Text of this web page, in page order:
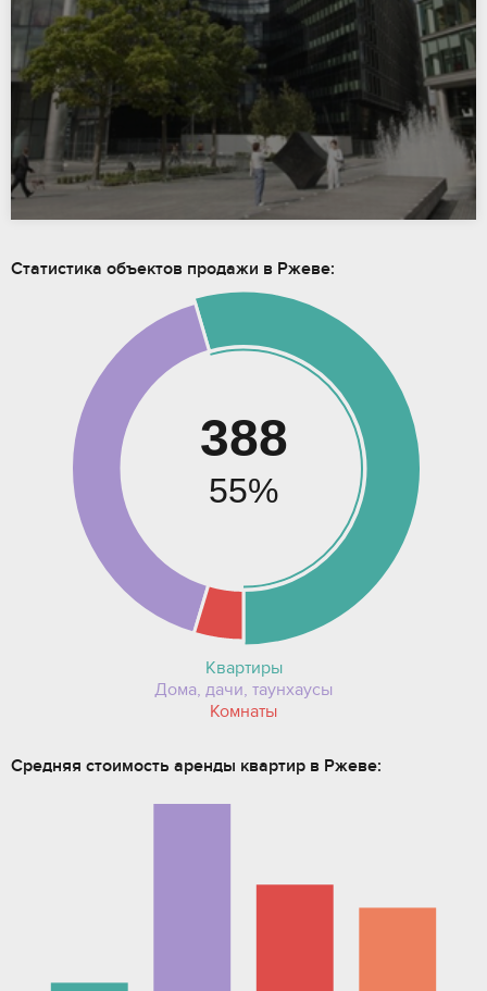
Статистика объектов продажи в Ржеве:
388
55%
Квартиры
Дома, дачи, таунхаусы
Комнаты
Средняя стоимость аренды квартир в Ржеве: